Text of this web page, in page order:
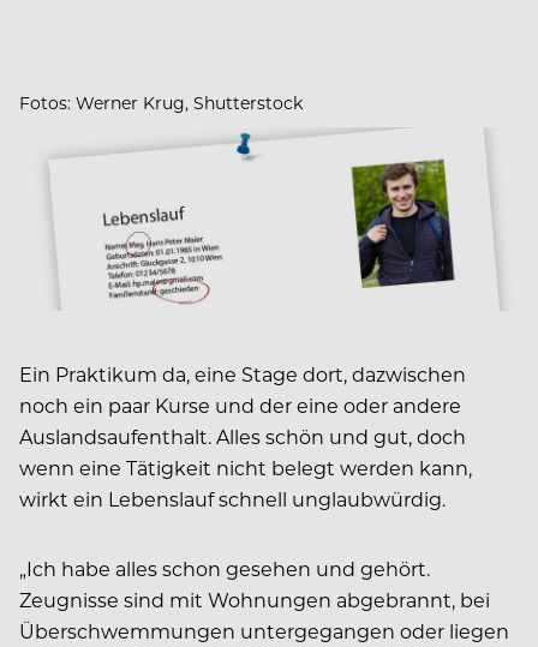
Fotos: Werner Krug, Shutterstock
Ein Praktikum da, eine Stage dort, dazwischen
noch ein paar Kurse und der eine oder andere
Auslandsaufenthalt. Alles schön und gut, doch
wenn eine Tätigkeit nicht belegt werden kann,
wirkt ein Lebenslauf schnell unglaubwürdig.
„Ich habe alles schon gesehen und gehört.
Zeugnisse sind mit Wohnungen abgebrannt, bei
Überschwemmungen untergegangen oder liegen